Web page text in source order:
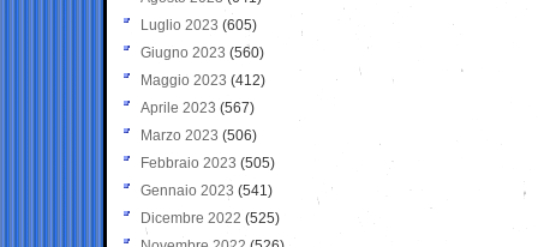
Luglio 2023 (605)
Giugno 2023 (560)
Maggio 2023 (412)
Aprile 2023 (567)
Marzo 2023 (506)
Febbraio 2023 (505)
Gennaio 2023 (541)
Dicembre 2022 (525)